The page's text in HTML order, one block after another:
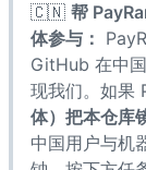
🇨🇳 帮
体参与：
GitHub 在中
现我们。如果
体）把本仓库
中国用户与机